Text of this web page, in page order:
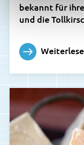
bekannt für
und die